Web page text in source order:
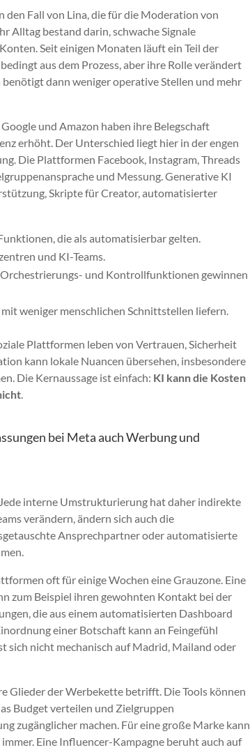
Fall von Lina, die für die Moderation von
Alltag bestand darin, schwache Signale
Seit einigen Monaten läuft ein Teil der
aus dem Prozess, aber ihre Rolle verändert
dann weniger operative Stellen und mehr
und Amazon haben ihre Belegschaft
erhöht. Der Unterschied liegt hier in der engen
Die Plattformen Facebook, Instagram, Threads
und Messung. Generative KI
Skripte für Creator, automatisierter
die als automatisierbar gelten.
und KI-Teams.
und Kontrollfunktionen gewinnen
weniger menschlichen Schnittstellen liefern.
Plattformen leben von Vertrauen, Sicherheit
kann lokale Nuancen übersehen, insbesondere
Die Kernaussage ist einfach: KI kann die Kosten
.
bei Meta auch Werbung und
interne Umstrukturierung hat daher indirekte
verändern, ändern sich auch die
Ansprechpartner oder automatisierte
oft für einige Wochen eine Grauzone. Eine
zum Beispiel ihren gewohnten Kontakt bei der
die aus einem automatisierten Dashboard
einer Botschaft kann an Feingefühl
sich nicht mechanisch auf Madrid, Mailand oder
Glieder der Werbekette betrifft. Die Tools können
Budget verteilen und Zielgruppen
zugänglicher machen. Für eine große Marke kann
Eine Influencer-Kampagne beruht auch auf